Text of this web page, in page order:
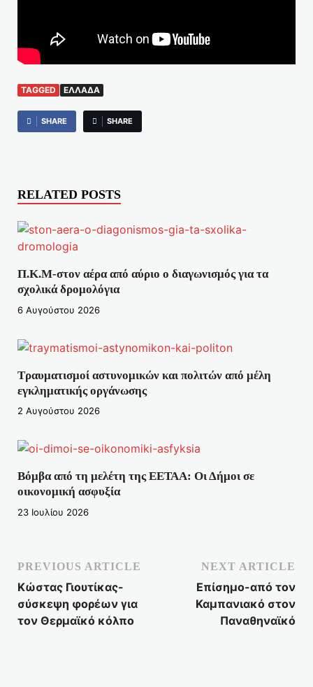
TAGGED ΕΛΛΆΔΑ
SHARE SHARE
RELATED POSTS
Π.Κ.Μ-στον αέρα από αύριο ο διαγωνισμός για τα
σχολικά δρομολόγια
6 Αυγούστου 2026
Τραυματισμοί αστυνομικών και πολιτών από μέλη
εγκληματικής οργάνωσης
2 Αυγούστου 2026
Βόμβα από τη μελέτη της ΕΕΤΑΑ: Οι Δήμοι σε
οικονομική ασφυξία
23 Ιουλίου 2026
PREVIOUS ARTICLE
Κώστας Γιουτίκας-
σύσκεψη φορέων για
τον Θερμαϊκό κόλπο
NEXT ARTICLE
Επίσημο-από τον
Καμπανιακό στον
Παναθηναϊκό